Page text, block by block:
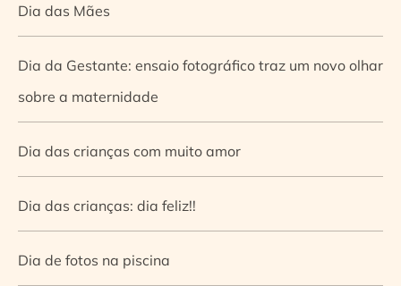
Dia das Mães
Dia da Gestante: ensaio fotográfico traz um novo olhar
sobre a maternidade
Dia das crianças com muito amor
Dia das crianças: dia feliz!!
Dia de fotos na piscina